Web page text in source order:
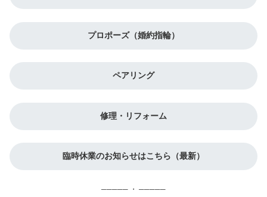
プロポーズ（婚約指輪）
ペアリング
修理・リフォーム
臨時休業のお知らせはこちら（最新）
───── ・ ─────